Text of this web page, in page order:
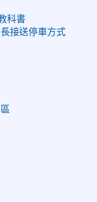
科書
接送停車方式